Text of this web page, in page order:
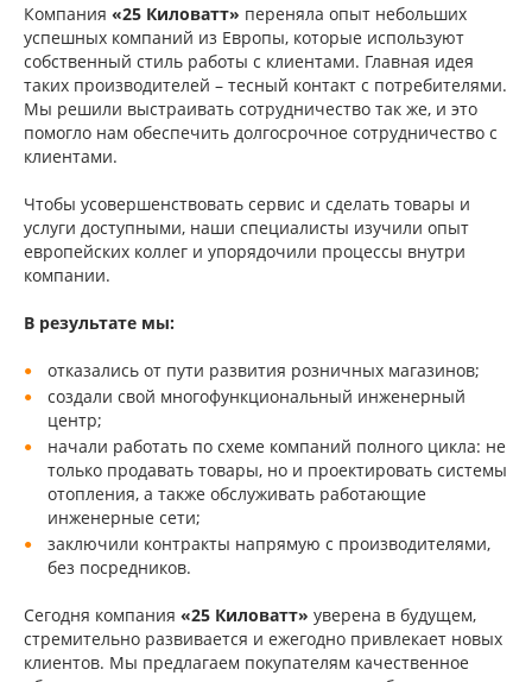
Компания «25 Киловатт» переняла опыт небольших
успешных компаний из Европы, которые используют
собственный стиль работы с клиентами. Главная идея
таких производителей – тесный контакт с потребителями.
Мы решили выстраивать сотрудничество так же, и это
помогло нам обеспечить долгосрочное сотрудничество с
клиентами.
Чтобы усовершенствовать сервис и сделать товары и
услуги доступными, наши специалисты изучили опыт
европейских коллег и упорядочили процессы внутри
компании.
В результате мы:
отказались от пути развития розничных магазинов;
создали свой многофункциональный инженерный
центр;
начали работать по схеме компаний полного цикла: не
только продавать товары, но и проектировать системы
отопления, а также обслуживать работающие
инженерные сети;
заключили контракты напрямую с производителями,
без посредников.
Сегодня компания «25 Киловатт» уверена в будущем,
стремительно развивается и ежегодно привлекает новых
клиентов. Мы предлагаем покупателям качественное